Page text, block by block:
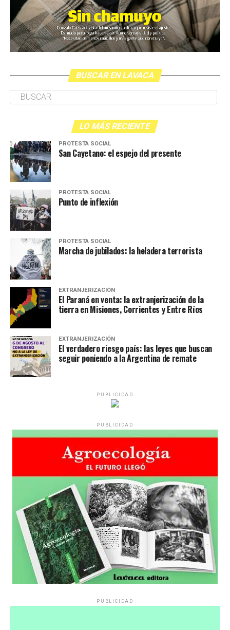
BUSCAR EN LAVACA
LO MÁS RECIENTE
PROTESTA SOCIAL
San Cayetano: el espejo del presente
PROTESTA SOCIAL
Punto de inflexión
PROTESTA SOCIAL
Marcha de jubilados: la heladera terrorista
EXTRANJERIZACIÓN
El Paraná en venta: la extranjerización de la
tierra en Misiones, Corrientes y Entre Ríos
EXTRANJERIZACIÓN
El verdadero riesgo país: las leyes que buscan
seguir poniendo a la Argentina de remate
PUBLICIDAD
PUBLICIDAD
PUBLICIDAD